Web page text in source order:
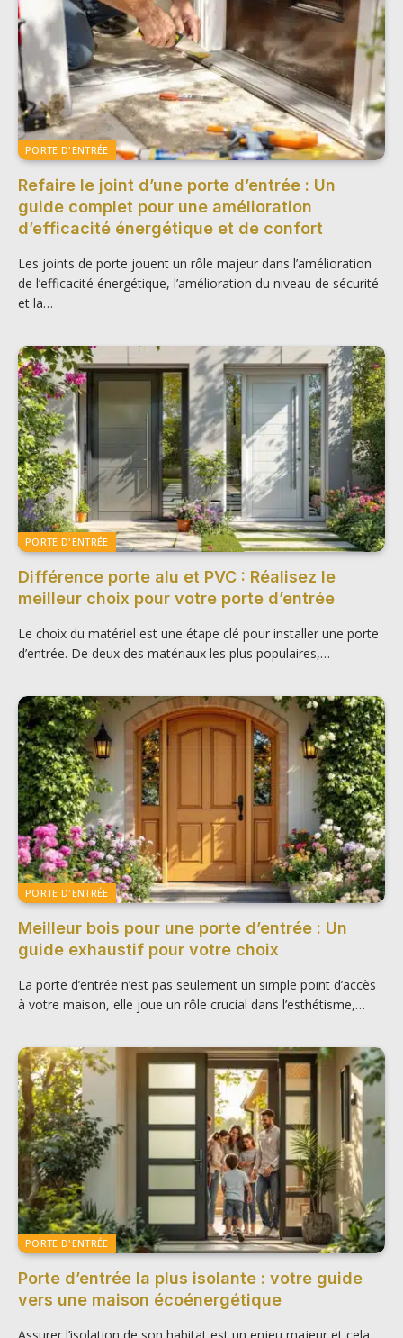
PORTE D'ENTRÉE
Refaire le joint d’une porte d’entrée : Un
guide complet pour une amélioration
d’efficacité énergétique et de confort
Les joints de porte jouent un rôle majeur dans l’amélioration
de l’efficacité énergétique, l’amélioration du niveau de sécurité
et la…
PORTE D'ENTRÉE
Différence porte alu et PVC : Réalisez le
meilleur choix pour votre porte d’entrée
Le choix du matériel est une étape clé pour installer une porte
d’entrée. De deux des matériaux les plus populaires,…
PORTE D'ENTRÉE
Meilleur bois pour une porte d’entrée : Un
guide exhaustif pour votre choix
La porte d’entrée n’est pas seulement un simple point d’accès
à votre maison, elle joue un rôle crucial dans l’esthétisme,…
PORTE D'ENTRÉE
Porte d’entrée la plus isolante : votre guide
vers une maison écoénergétique